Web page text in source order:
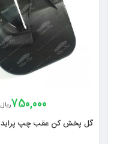
750,000ریال
گل پخش کن عقب چپ پراید